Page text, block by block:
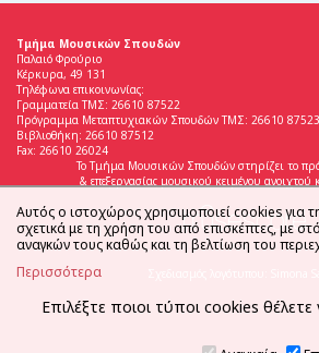
Τμήμα Μουσικών Σπουδών
Παλαιό Φρούριο
Κέρκυρα, 49 131
Τηλέφωνα επικοινωνίας:
Γραμματεία ΤΜΣ: 26610 87522
Πρόγραμμα Μεταπτυχιακών Σπουδών ΤΜΣ: 26610 87523
Βιβλιοθήκη: 26610 87512
Fax: 26610 26024
Το Τμήμα Μουσικών Σπουδών στηρίζει το
& επεξεργασίας μουσικού κειμένου ανοιχτού
Αυτός ο ιστοχώρος χρησιμοποιεί cookies για
σχετικά με τη χρήση του από επισκέπτες, με
αναγκών τους καθώς και τη βελτίωση του
Περισσότερα
Επιλέξτε ποιοι τύποι cookies